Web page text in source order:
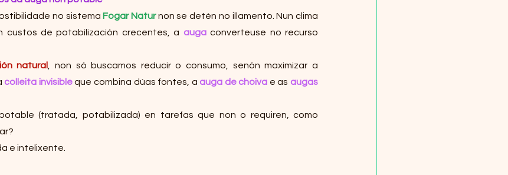
no sistema Fogar Natur non se detén no illamento. Nun clima
custos de potabilización crecentes, a auga converteuse no recurso
natural
, non só buscamos reducir o consumo, senón maximizar a
colleita invisible que combina dúas fontes, a auga de choiva e as augas
(tratada, potabilizada) en tarefas que non o requiren, como
e intelixente.